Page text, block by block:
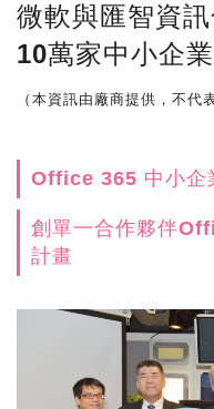
微軟與匯智資
10萬家中小企
（本資訊由廠商提供，不代
Office 365 中小企
創單一合作夥伴
計畫